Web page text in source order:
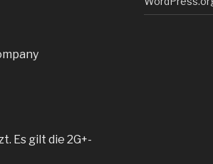
Es gilt die 2G+-